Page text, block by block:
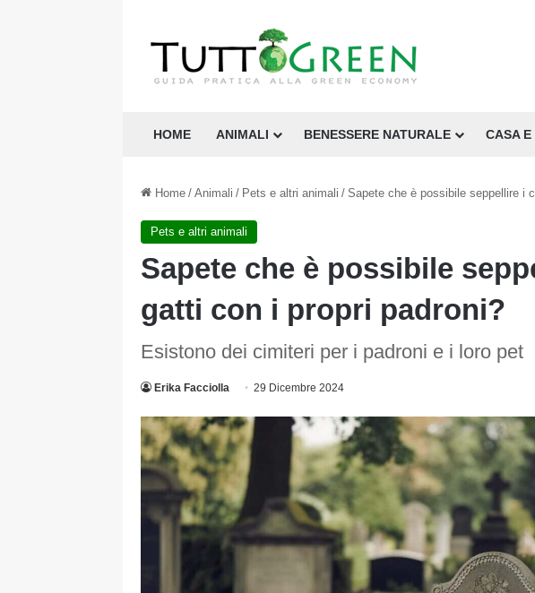
HOME ANIMALI BENESSERE NATURALE CASA
Home / Animali / Pets e altri animali / Sapete che è possibile seppellire i
Pets e altri animali
Sapete che è possibile
gatti con i propri padroni?
Esistono dei cimiteri per i padroni e i loro pet
Erika Facciolla 29 Dicembre 2024